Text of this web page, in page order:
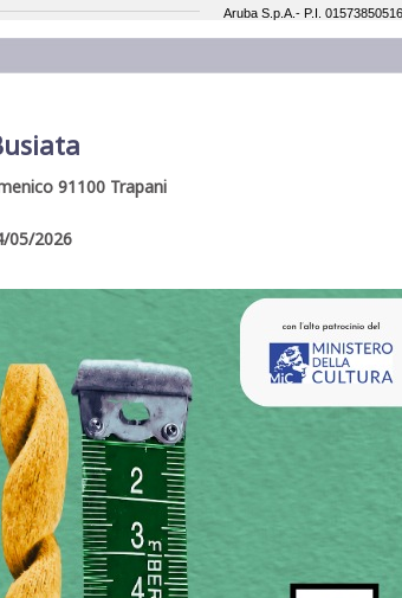
91100 Trapani
05/2026